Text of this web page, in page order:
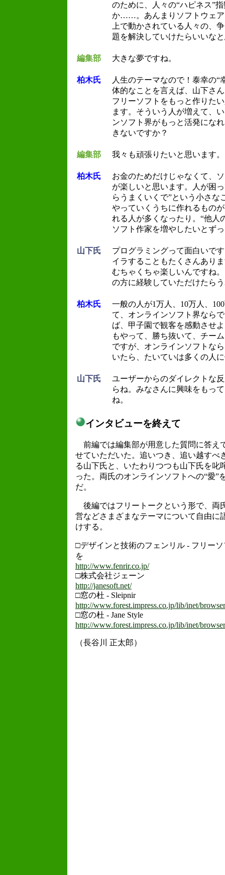
のために、人々の“ハピネス”
か……。あんまりソフトウェア
上で動かされている人々の、
題を解決していけたらいいな
編集部 大きな夢ですね。
柏木氏
人生のテーマなので！泰幸の“
体的なことを言えば、山下さ
フリーソフトをもっと作りた
ます。そういう人が増えて、
ンソフト界がもっと活発にな
きないですか？
編集部 我々も頑張りたいと思います。
柏木氏
お金のためだけじゃなくて、
が楽しいと思います。人が困
らうまくいくで”という小さな
やっていくうちに作れるもの
れる人が多くなったり。“他人
ソフト作家を増やしたいとず
山下氏
プログラミングって面白いで
イラすることもたくさんあり
むちゃくちゃ楽しいんですね
の方に経験していただけたら
柏木氏
一般の人が1万人、10万人、
て、オンラインソフト界なら
ば、甲子園で観客を感動させ
もやって、勝ち抜いて、チー
ですが、オンラインソフトな
いたら、たいていは多くの人
山下氏
ユーザーからのダイレクトな
らね。みなさんに興味をもっ
ね。
インタビューを終えて
前編では編集部が用意した質問に答え
せていただいた。追いつき、追い越すべ
る山下氏と、いたわりつつも山下氏を叱
った。両氏のオンラインソフトへの“愛”
だ。
後編ではフリートークという形で、両
営などさまざまなテーマについて自由に
けする。
□デザインと技術のフェンリル - フリー
を
http://www.fenrir.co.jp/
□株式会社ジェーン
http://janesoft.net/
□窓の杜 - Sleipnir
http://www.forest.impress.co.jp/lib/inet/
□窓の杜 - Jane Style
http://www.forest.impress.co.jp/lib/inet/
（長谷川 正太郎）